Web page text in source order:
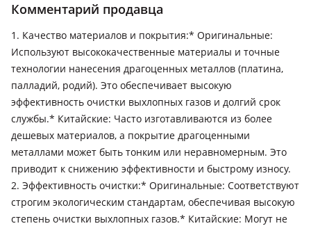
Mercedes-Benz S 350
2020 - н.в. W223, 2017 - 2020 W222/C217/A217 рестайлинг,
2013 - 2017 W222/C217/A217, 2009 - 2013 W221 рестайлинг,
2005 - 2009 W221, 2002 - 2005 W220 рестайлинг, 1994 - 1996
W140/C140 рестайлинг, 1972 - 1980 W116, 1965 - 1972
W108/W109
Mercedes-Benz S 400
2020 - н.в. W223, 2017 - 2020 W222/C217/A217 рестайлинг,
2013 - 2017 W222/C217/A217, 2009 - 2013 W221 рестайлинг,
2002 - 2005 W220 рестайлинг, 1998 - 2002 W220, 1991 - 1993
W140/C140
Mercedes-Benz S 430
2002 - 2005 W220 рестайлинг, 1998 - 2002 W220
Комментарий продавца
1. Качество материалов и покрытия:* Оригинальные:
Используют высококачественные материалы и точные
технологии нанесения драгоценных металлов (платина,
палладий, родий). Это обеспечивает высокую
эффективность очистки выхлопных газов и долгий срок
службы.* Китайские: Часто изготавливаются из более
дешевых материалов, а покрытие драгоценными
металлами может быть тонким или неравномерным. Это
приводит к снижению эффективности и быстрому износу.
2. Эффективность очистки:* Оригинальные: Соответствуют
строгим экологическим стандартам, обеспечивая высокую
степень очистки выхлопных газов.* Китайские: Могут не